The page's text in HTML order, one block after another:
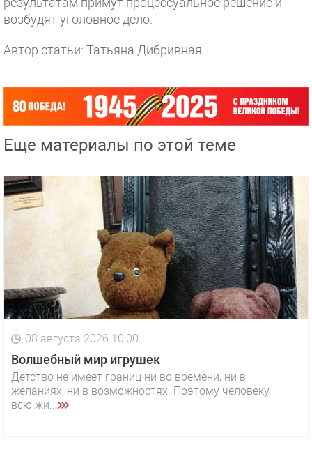
возбудят уголовное дело.
Автор статьи: Татьяна Дибривная
Еще материалы по этой теме
08 августа 2026 10:00
Волшебный мир игрушек
Детство не имеет границ ни во времени, ни в
желаниях, ни в возможностях. Поэтому человеку
всю жи...